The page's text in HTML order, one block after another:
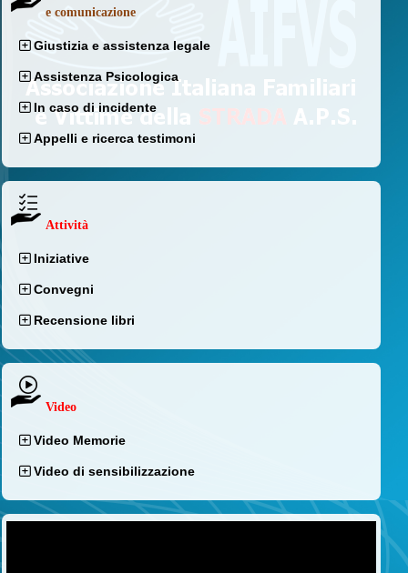
e comunicazione
Giustizia e assistenza legale
Assistenza Psicologica
In caso di incidente
Appelli e ricerca testimoni
Attività
Iniziative
Convegni
Recensione libri
Video
Video Memorie
Video di sensibilizzazione